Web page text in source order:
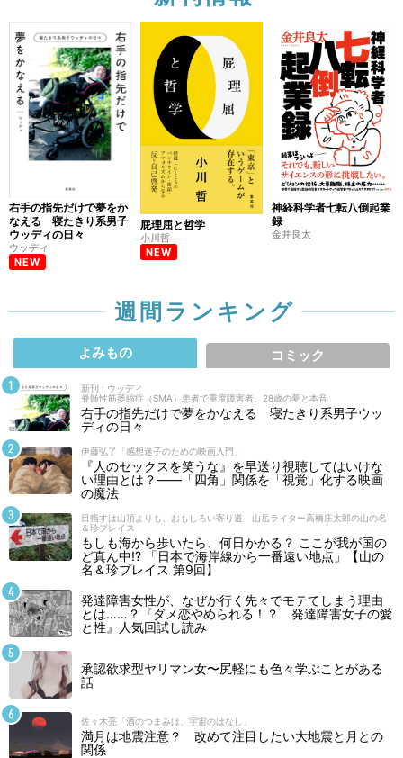
右手の指先だけで夢をか
なえる 寝たきり系男子
ウッディの日々
ウッディ
NEW
屁理屈と哲学
小川哲
NEW
神経科学者七転八倒起業
録
金井良太
週間ランキング
よみもの コミック
新刊 : ウッディ
脊髄性筋萎縮症（SMA）患者で重度障害者。28歳の夢と本音
右手の指先だけで夢をかなえる 寝たきり系男子ウッ
ディの日々
伊藤弘了「感想迷子のための映画入門」
『人のセックスを笑うな』を早送り視聴してはいけな
い理由とは？――「四角」関係を「視覚」化する映画
の魔法
目指すは山頂よりも、おもしろい寄り道 山岳ライター高橋庄太郎の山の名
＆珍プレイス
もしも海から歩いたら、何日かかる？ ここが我が国の
ど真ん中!? 「日本で海岸線から一番遠い地点」【山の
名＆珍プレイス 第9回】
発達障害女性が、なぜか行く先々でモテてしまう理由
とは……？『ダメ恋やめられる！？ 発達障害女子の愛
と性』人気回試し読み
承認欲求型ヤリマン女〜尻軽にも色々学ぶことがある
話
佐々木亮「酒のつまみは、宇宙のはなし」
満月は地震注意？ 改めて注目したい大地震と月との
関係